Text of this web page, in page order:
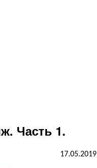
Часть 1.
17.05.2019